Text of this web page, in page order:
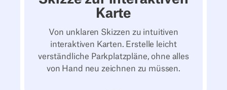
Karte
Von unklaren Skizzen zu intuitiven
interaktiven Karten. Erstelle leicht
verständliche Parkplatzpläne, ohne alles
von Hand neu zeichnen zu müssen.